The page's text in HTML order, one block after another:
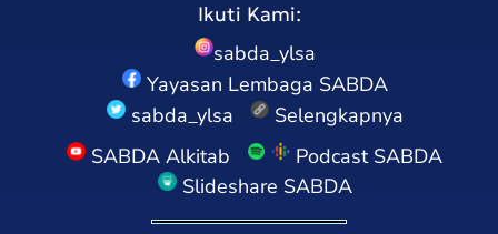
Ikuti Kami:
sabda_ylsa
Yayasan Lembaga SABDA
sabda_ylsa
Selengkapnya
SABDA Alkitab
Podcast SABDA
Slideshare SABDA